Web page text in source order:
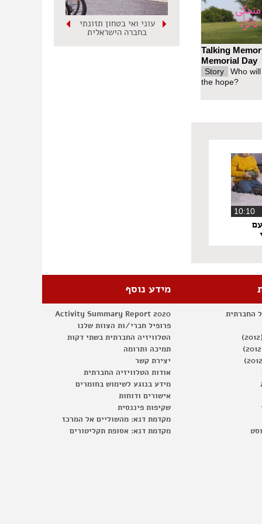
Talking
Memorial Day
Story
Who
the hope?
עוני ואי בטחון תזונתי
בחברה הישראלית
החברתית
מידע נוסף
Activity Summary Report 2020
פרופיל חברי/ות הצוות שלנו
הטלוויזיה החברתית בשתי דקות
תמיכה ותרומה
יצירת קשר
אודות הטלוויזיה החברתית
מידע בנוגע לשימוש בחומרים
אישורים ודוחות
שקיפות פיננסית
מקדמת דנא: מהשוליים אל המרכז
מקדמת דנא: אסופת תקליטורים